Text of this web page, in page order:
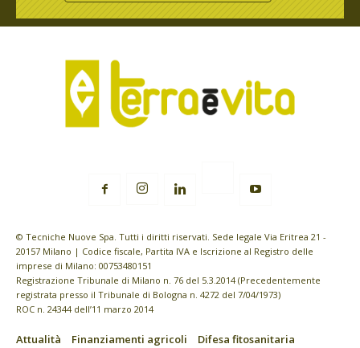
© Tecniche Nuove Spa. Tutti i diritti riservati. Sede legale Via Eritrea 21 -
20157 Milano | Codice fiscale, Partita IVA e Iscrizione al Registro delle
imprese di Milano: 00753480151
Registrazione Tribunale di Milano n. 76 del 5.3.2014 (Precedentemente
registrata presso il Tribunale di Bologna n. 4272 del 7/04/1973)
ROC n. 24344 dell’11 marzo 2014
Attualità Finanziamenti agricoli
Difesa fitosanitaria